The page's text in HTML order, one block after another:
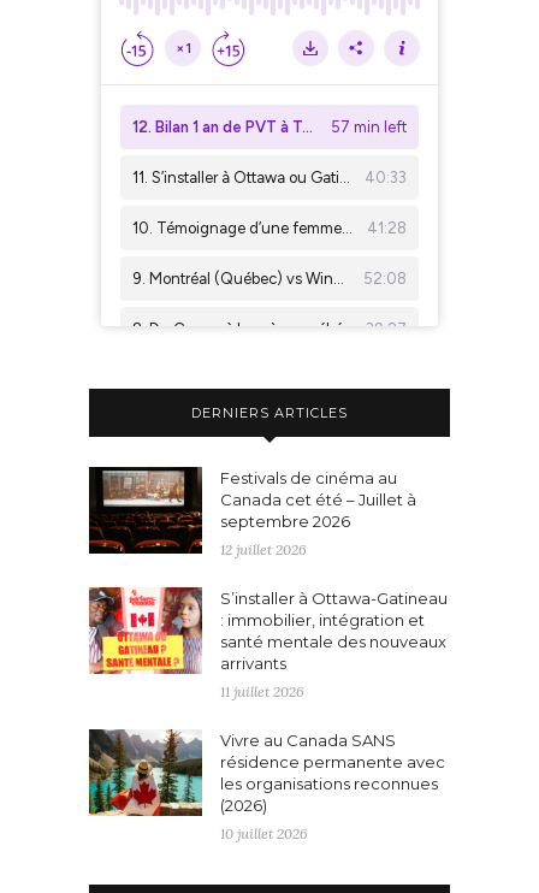
DERNIERS ARTICLES
Festivals de cinéma au
Canada cet été – Juillet à
septembre 2026
12 juillet 2026
S’installer à Ottawa-Gatineau
: immobilier, intégration et
santé mentale des nouveaux
arrivants
11 juillet 2026
Vivre au Canada SANS
résidence permanente avec
les organisations reconnues
(2026)
10 juillet 2026